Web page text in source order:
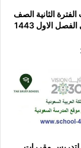
الفترة الثانية الصف
الثاني الابتدائي الفصل الاول 1443